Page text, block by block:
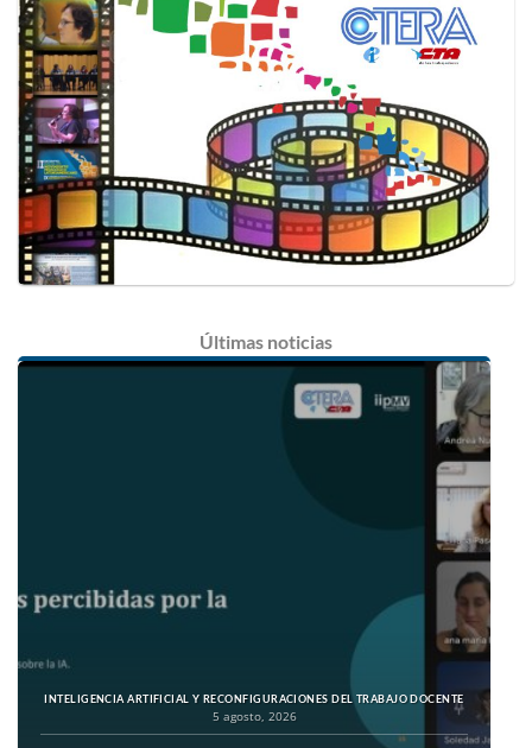
Últimas noticias
INTELIGENCIA ARTIFICIAL Y RECONFIGURACIONES DEL TRABAJO DOCENTE
5 agosto, 2026